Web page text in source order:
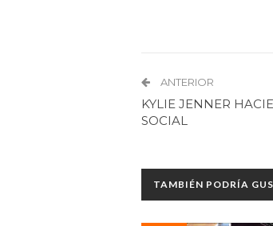
ANTERIOR
KYLIE JENNER
SOCIAL
TAMBIÉN PODRÍA